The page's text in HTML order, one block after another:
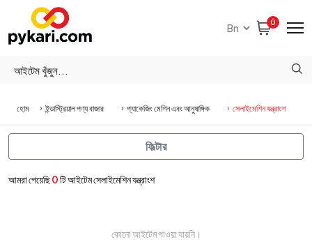
0
হোম ইন্ডাস্ট্রিয়াল পণ্য বাজার প্যাকেজিং মেশিন এবং আনুষাঙ্গিক সেলাইমেশিন যন্ত্রাংশ
আমরা পেয়েছি0টি আইটেম সেলাইমেশিন যন্ত্রাংশ
কোনো আইটেম পাওয়া যায়নি।
ফিল্টার